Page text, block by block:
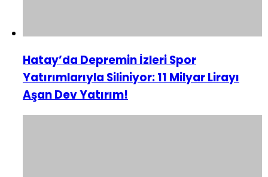
Hatay’da Depremin İzleri Spor
Yatırımlarıyla Siliniyor: 11 Milyar Lirayı
Aşan Dev Yatırım!